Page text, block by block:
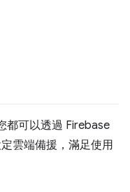
都可以透過 Firebase
雲端備援，滿足使用